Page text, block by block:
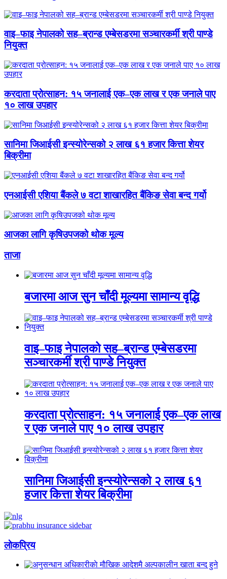
वाइ–फाइ नेपालको सह–ब्रान्ड एम्बेसडरमा सञ्चारकर्मी श्री पाण्डे
नियुक्त
करदाता प्रोत्साहन: १५ जनालाई एक–एक लाख र एक जनाले पाए
१० लाख उपहार
सानिमा जिआईसी इन्स्योरेन्सको २ लाख ६१ हजार कित्ता शेयर
बिक्रीमा
एनआईसी एशिया बैंकले ७ वटा शाखारहित बैंकिङ सेवा बन्द गर्यो
आजका लागि कृषिउपजको थोक मूल्य
ताजा
बजारमा आज सुन चाँदी मूल्यमा सामान्य वृद्धि
वाइ–फाइ नेपालको सह–ब्रान्ड एम्बेसडरमा
सञ्चारकर्मी श्री पाण्डे नियुक्त
करदाता प्रोत्साहन: १५ जनालाई एक–एक लाख
र एक जनाले पाए १० लाख उपहार
सानिमा जिआईसी इन्स्योरेन्सको २ लाख ६१
हजार कित्ता शेयर बिक्रीमा
लाेकप्रिय